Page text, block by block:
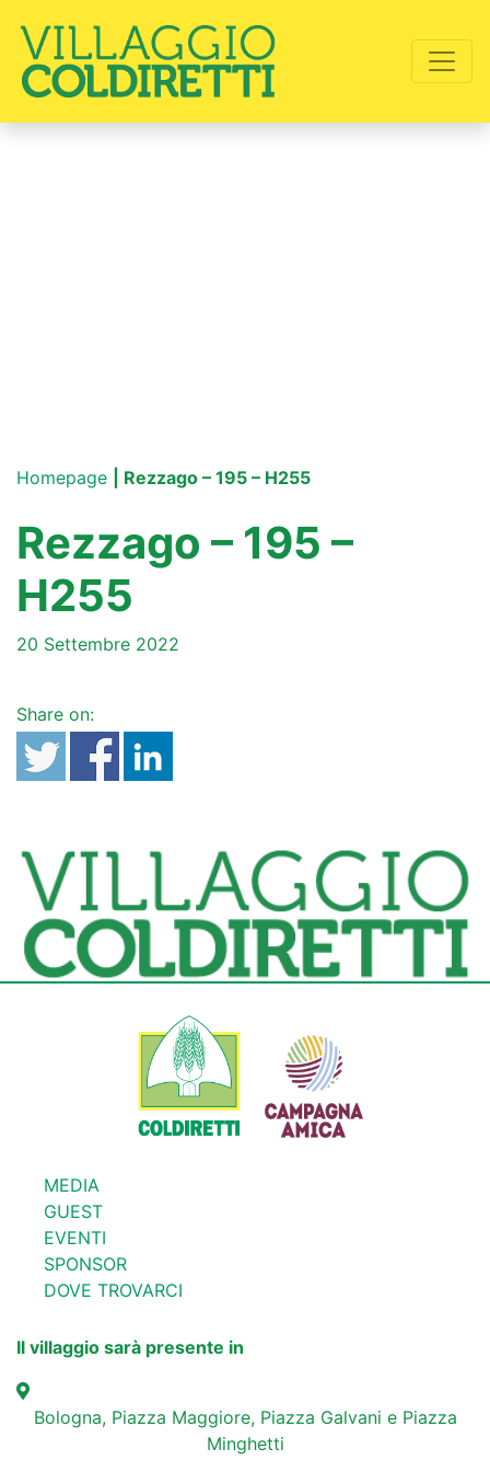
Homepage | Rezzago – 195 – H255
Rezzago – 195 –
H255
20 Settembre 2022
Share on:
MEDIA
GUEST
EVENTI
SPONSOR
DOVE TROVARCI
Il villaggio sarà presente in
Bologna, Piazza Maggiore, Piazza Galvani e Piazza
Minghetti